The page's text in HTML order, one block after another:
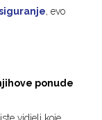
, evo
ponude
vidjeli koje